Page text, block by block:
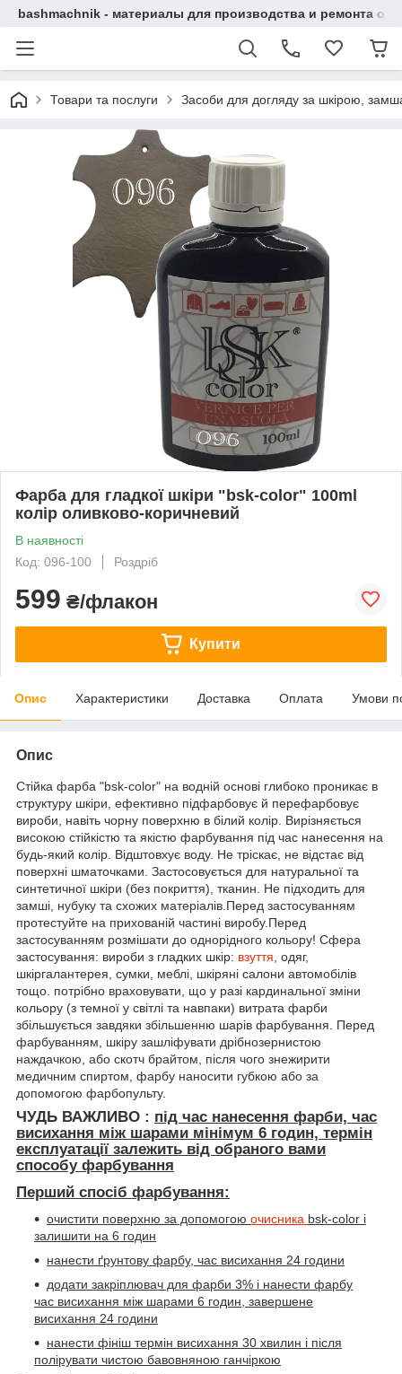
bashmachnik - материалы для производства и ремонта
Товари та послуги Засоби для догляду за шкірою,
Фарба для гладкої шкіри "bsk-color" 100ml
колір оливково-коричневий
В наявності
Код: 096-100
Роздріб
599 ₴/флакон
Купити
Опис Характеристики Доставка Оплата Умови
Опис
Стійка фарба "bsk-color" на водній основі глибоко проникає в
структуру шкіри, ефективно підфарбовує й перефарбовує
вироби, навіть чорну поверхню в білий колір. Вирізняється
високою стійкістю та якістю фарбування під час нанесення на
будь-який колір. Відштовхує воду. Не тріскає, не відстає від
поверхні шматочками. Застосовується для натуральної та
синтетичної шкіри (без покриття), тканин. Не підходить для
замші, нубуку та схожих матеріалів.Перед застосуванням
протестуйте на прихованій частині виробу.Перед
застосуванням розмішати до однорідного кольору! Сфера
застосування: вироби з гладких шкір: взуття , одяг,
шкіргалантерея, сумки, меблі, шкіряні салони автомобілів
тощо. потрібно враховувати, що у разі кардинальної зміни
кольору (з темної у світлі та навпаки) витрата фарби
збільшується завдяки збільшенню шарів фарбування. Перед
фарбуванням, шкіру зашліфувати дрібнозернистою
наждачкою, або скотч брайтом, після чого знежирити
медичним спиртом, фарбу наносити губкою або за
допомогою фарбопульту.
ЧУДЬ ВАЖЛИВО : під час нанесення фарби, час
висихання між шарами мінімум 6 годин, термін
експлуатації залежить від обраного вами
способу фарбування
Перший спосіб фарбування:
очистити поверхню за допомогою очисника bsk-color і
залишити на 6 годин
нанести ґрунтову фарбу, час висихання 24 години
додати закріплювач для фарби 3% і нанести фарбу
час висихання між шарами 6 годин, завершене
висихання 24 години
нанести фініш термін висихання 30 хвилин і після
полірувати чистою бавовняною ганчіркою